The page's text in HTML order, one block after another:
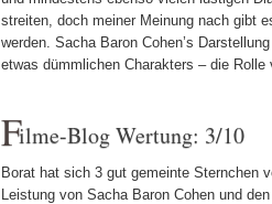
streiten, doch meiner Meinung nach gibt
werden. Sacha Baron Cohen’s
etwas dümmlichen Charakters – die Rolle
Filme-Blog Wertung: 3/10
Borat hat sich 3 gut gemeinte Sternchen
Leistung von Sacha Baron Cohen und